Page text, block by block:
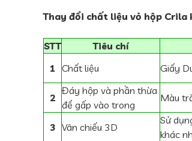
Thay đổi chất liệu vỏ hộp Crila
STT Tiêu chí
1 Chất liệu Giấy
2
Đáy hộp và phần thừa
để gấp vào trong
Màu
3 Vân chiếu 3D
Sử
khác